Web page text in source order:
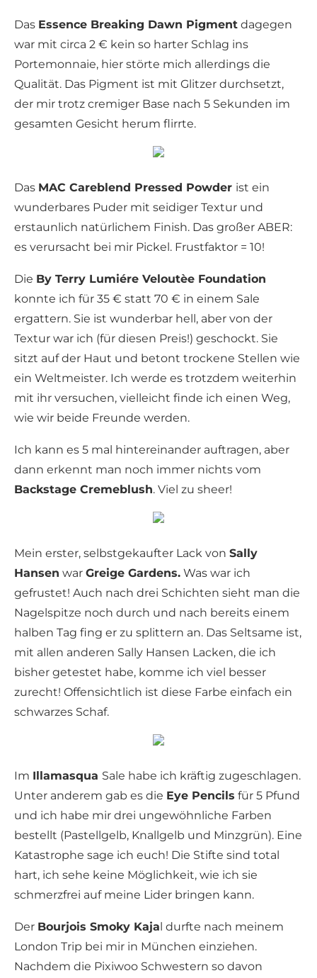
Das Essence Breaking Dawn Pigment dagegen
war mit circa 2 € kein so harter Schlag ins
Portemonnaie, hier störte mich allerdings die
Qualität. Das Pigment ist mit Glitzer durchsetzt,
der mir trotz cremiger Base nach 5 Sekunden im
gesamten Gesicht herum flirrte.
Das MAC Careblend Pressed Powder ist ein
wunderbares Puder mit seidiger Textur und
erstaunlich natürlichem Finish. Das großer ABER:
es verursacht bei mir Pickel. Frustfaktor = 10!
Die By Terry Lumiére Veloutèe Foundation
konnte ich für 35 € statt 70 € in einem Sale
ergattern. Sie ist wunderbar hell, aber von der
Textur war ich (für diesen Preis!) geschockt. Sie
sitzt auf der Haut und betont trockene Stellen wie
ein Weltmeister. Ich werde es trotzdem weiterhin
mit ihr versuchen, vielleicht finde ich einen Weg,
wie wir beide Freunde werden.
Ich kann es 5 mal hintereinander auftragen, aber
dann erkennt man noch immer nichts vom
Backstage Cremeblush. Viel zu sheer!
Mein erster, selbstgekaufter Lack von Sally
Hansen war Greige Gardens. Was war ich
gefrustet! Auch nach drei Schichten sieht man die
Nagelspitze noch durch und nach bereits einem
halben Tag fing er zu splittern an. Das Seltsame ist,
mit allen anderen Sally Hansen Lacken, die ich
bisher getestet habe, komme ich viel besser
zurecht! Offensichtlich ist diese Farbe einfach ein
schwarzes Schaf.
Im Illamasqua Sale habe ich kräftig zugeschlagen.
Unter anderem gab es die Eye Pencils für 5 Pfund
und ich habe mir drei ungewöhnliche Farben
bestellt (Pastellgelb, Knallgelb und Minzgrün). Eine
Katastrophe sage ich euch! Die Stifte sind total
hart, ich sehe keine Möglichkeit, wie ich sie
schmerzfrei auf meine Lider bringen kann.
Der Bourjois Smoky Kajal durfte nach meinem
London Trip bei mir in München einziehen.
Nachdem die Pixiwoo Schwestern so davon